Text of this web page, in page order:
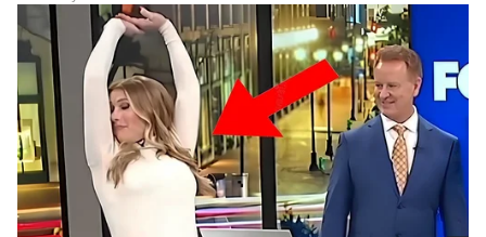
ಶಾಂತಿ ಕ್ರಾಂತಿ ರೀ-ರಿಲೀಸ್,
‘ಮುಧೋಳ್’ ಸಿನಿಮಾ,
ನಿರ್ಮಾಪಕರ ಪ್ರಶ್ನೆ: ವಿಕ್ರಮ್
ರವಿಚಂದ್ರನ್ ಓಪನ್ ಟಾಕ್
Exclusive: ಉಪೇಂದ್ರ ಅವರಿಗೆ
ಈ ಚಿತ್ರದಲ್ಲಿ ನನ್ನ ಆ್ಯಕ್ಷನ್‌ ಇಷ್ಟ
ಆಗಿದೆ: ಪ್ರಿಯಾಂಕ ಉಪೇಂದ್ರ
ಸಂದರ್ಶನ
LATEST VIDEOS
"ರಾಜಕೀಯ ಬೇಡ, ಸಿನಿಮಾನೇ ಪ್ರಾಣ":
ಕನಕೋತ್ಸವದಲ್ಲಿ ರಿಷಬ್ ಶೆಟ್ಟಿ | Rishab
Shetty speech | Suvarna News